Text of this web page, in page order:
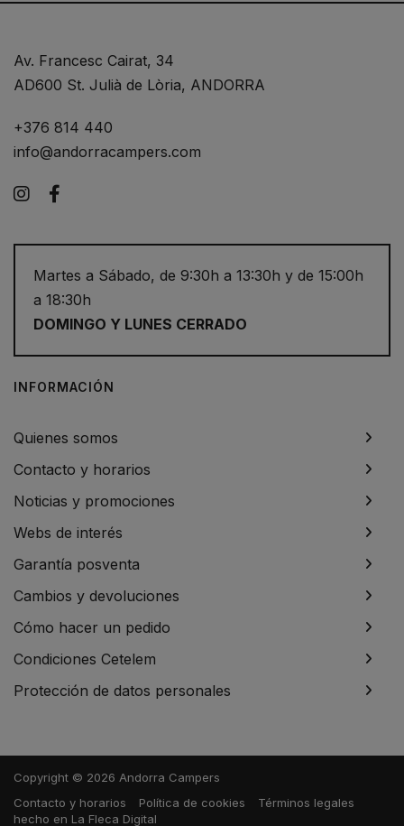
Av. Francesc Cairat, 34
AD600 St. Julià de Lòria, ANDORRA
+376 814 440
info@andorracampers.com
Instagram
Martes a Sábado, de 9:30h a 13:30h y de 15:00h
a 18:30h
DOMINGO Y LUNES CERRADO
INFORMACIÓN
Quienes somos
Contacto y horarios
Noticias y promociones
Webs de interés
Garantía posventa
Cambios y devoluciones
Cómo hacer un pedido
Condiciones Cetelem
Protección de datos personales
Copyright © 2026 Andorra Campers
Contacto y horarios
Política de cookies
Términos legales
hecho en La Fleca Digital